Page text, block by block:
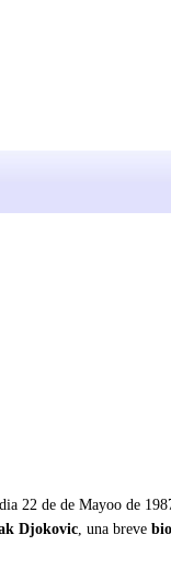
22 de de Mayoo de
Djokovic, una breve